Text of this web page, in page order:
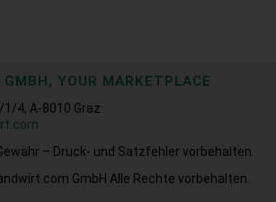
YOUR MARKETPLACE
4, A-8010 Graz
– Druck- und Satzfehler vorbehalten.
GmbH Alle Rechte vorbehalten.